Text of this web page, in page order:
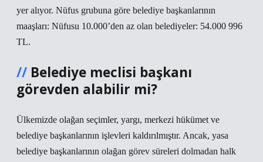
yer alıyor. Nüfus grubuna göre belediye başkanlarının
maaşları: Nüfusu 10.000’den az olan belediyeler: 54.000 996
TL.
Belediye meclisi başkanı
görevden alabilir mi?
Ülkemizde olağan seçimler, yargı, merkezi hükümet ve
belediye başkanlarının işlevleri kaldırılmıştır. Ancak, yasa
belediye başkanlarının olağan görev süreleri dolmadan halk